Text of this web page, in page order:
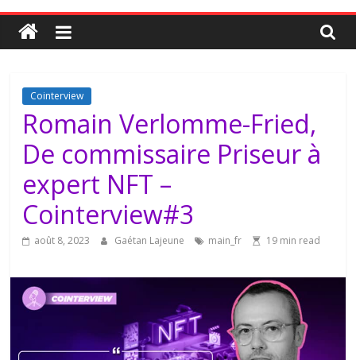
Blockchain
Easy
to
Cointerview
Romain Verlomme-Fried,
De commissaire Priseur à
expert NFT –
Cointerview#3
août 8, 2023 Gaétan Lajeune main_fr 19 min read